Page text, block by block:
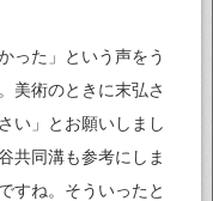
った」という声をう
美術のときに末弘さ
い」とお願いしまし
共同溝も参考にしま
すね。そういったと